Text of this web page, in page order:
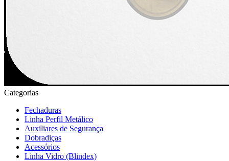
Categorias
Fechaduras
Linha Perfil Metálico
Auxiliares de Segurança
Dobradiças
Acessórios
Linha Vidro (Blindex)